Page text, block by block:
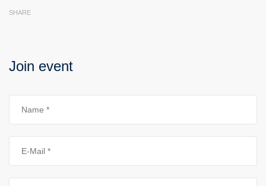
SHARE
Join event